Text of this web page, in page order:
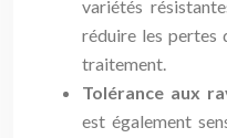
variétés
réduire les pertes
traitement.
Tolérance aux
est également